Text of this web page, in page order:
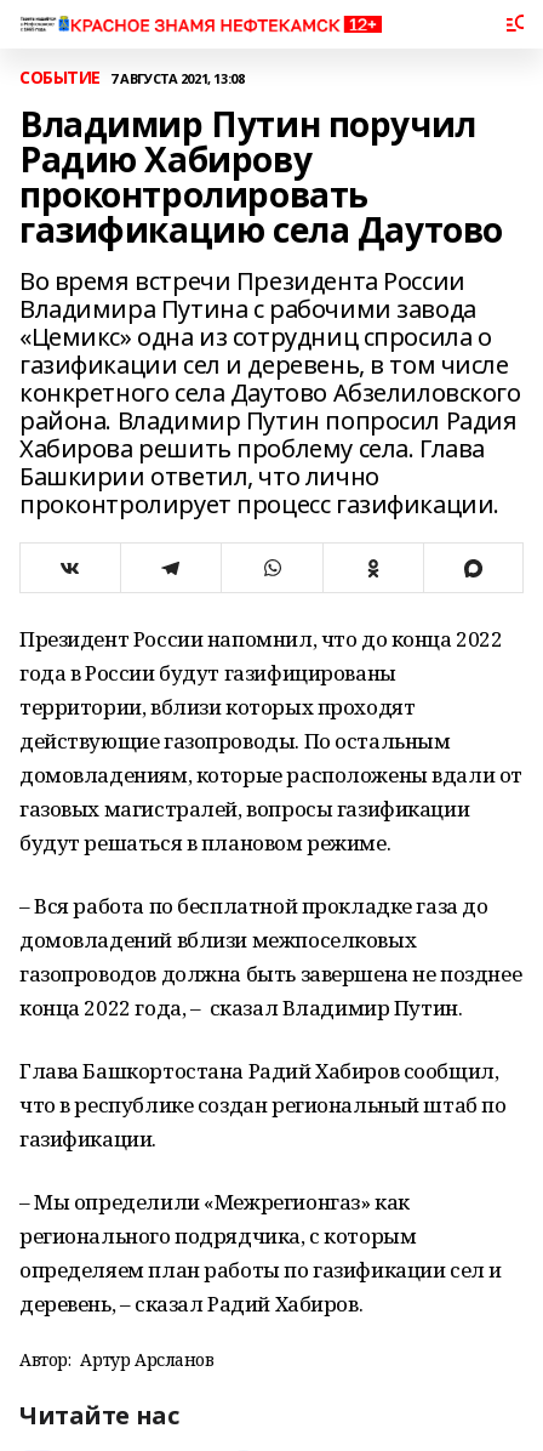
СОБЫТИЕ 7 АВГУСТА 2021, 13:08
Владимир Путин поручил
Радию Хабирову
проконтролировать
газификацию села Даутово
Во время встречи Президента России
Владимира Путина с рабочими завода
«Цемикс» одна из сотрудниц спросила о
газификации сел и деревень, в том числе
конкретного села Даутово Абзелиловского
района. Владимир Путин попросил Радия
Хабирова решить проблему села. Глава
Башкирии ответил, что лично
проконтролирует процесс газификации.
Президент России напомнил, что до конца 2022
года в России будут газифицированы
территории, вблизи которых проходят
действующие газопроводы. По остальным
домовладениям, которые расположены вдали от
газовых магистралей, вопросы газификации
будут решаться в плановом режиме.
– Вся работа по бесплатной прокладке газа до
домовладений вблизи межпоселковых
газопроводов должна быть завершена не позднее
конца 2022 года, – сказал Владимир Путин.
Глава Башкортостана Радий Хабиров сообщил,
что в республике создан региональный штаб по
газификации.
– Мы определили «Межрегионгаз» как
регионального подрядчика, с которым
определяем план работы по газификации сел и
деревень, – сказал Радий Хабиров.
Автор: Артур Арсланов
Читайте нас